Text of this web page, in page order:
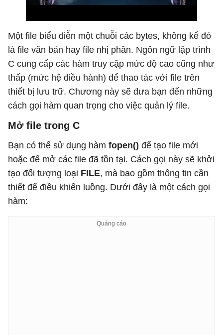
Một file biểu diễn một chuỗi các bytes, không kể đó
là file văn bản hay file nhị phân. Ngôn ngữ lập trình
C cung cấp các hàm truy cập mức độ cao cũng như
thấp (mức hệ điều hành) để thao tác với file trên
thiết bị lưu trữ. Chương này sẽ đưa bạn đến những
cách gọi hàm quan trọng cho việc quản lý file.
Mở file trong C
Bạn có thể sử dụng hàm fopen() để tạo file mới
hoặc để mở các file đã tồn tại. Cách gọi này sẽ khởi
tạo đối tượng loại FILE, mà bao gồm thông tin cần
thiết để điều khiển luồng. Dưới đây là một cách gọi
hàm: